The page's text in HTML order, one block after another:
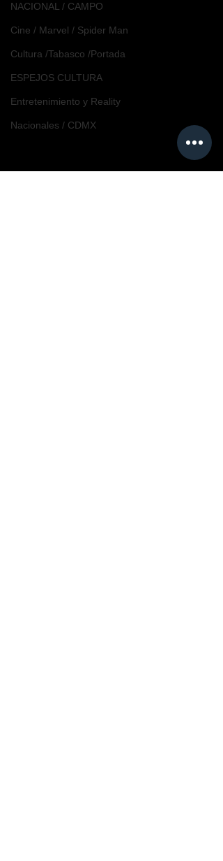
NACIONAL / CAMPO
Cine / Marvel / Spider Man
Cultura /Tabasco /Portada
ESPEJOS CULTURA
Entretenimiento y Reality
Nacionales / CDMX